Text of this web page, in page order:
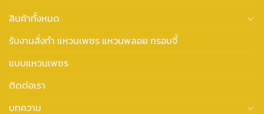
สินค้าทั้งหมด
รับงานสั่งทำ แหวนเพชร แหวนพลอย กรอบจี้
แบบแหวนเพชร
ติดต่อเรา
บทความ